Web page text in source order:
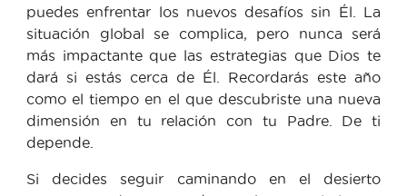
puedes enfrentar los nuevos desafíos sin Él. La
situación global se complica, pero nunca será
más impactante que las estrategias que Dios te
dará si estás cerca de Él. Recordarás este año
como el tiempo en el que descubriste una nueva
dimensión en tu relación con tu Padre. De ti
depende.
Si decides seguir caminando en el desierto